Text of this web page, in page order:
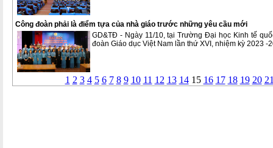
Công đoàn phải là điểm tựa của nhà giáo trước những yêu cầu mới
GD&TĐ - Ngày 11/10, tại Trường Đại học Kinh tế
đoàn Giáo dục Việt Nam lần thứ XVI, nhiệm kỳ 2023 -
1 2 3 4 5 6 7 8 9 10 11 12 13 1415 16 17 18 19 20